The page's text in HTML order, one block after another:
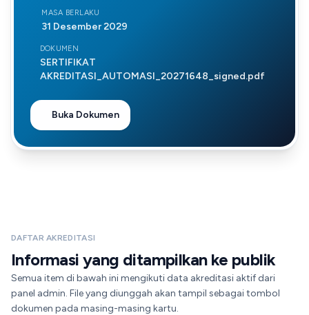
MASA BERLAKU
31 Desember 2029
DOKUMEN
SERTIFIKAT
AKREDITASI_AUTOMASI_20271648_signed.pdf
Buka Dokumen
DAFTAR AKREDITASI
Informasi yang ditampilkan ke publik
Semua item di bawah ini mengikuti data akreditasi aktif dari
panel admin. File yang diunggah akan tampil sebagai tombol
dokumen pada masing-masing kartu.